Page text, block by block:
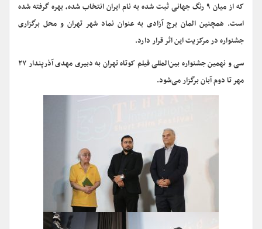
که از میان ۹ رنگ جهانی ثبت شده به نام ایران انتخاب شده‌، بهره گرفته شده
است. همچنین المان برج آزادی به عنوان نماد شهر تهران و محل برگزاری
جشنواره در مرکزیت این اثر قرار دارد.
سی و نهمین جشنواره بین‌المللی فیلم کوتاه تهران به دبیری مهدی آذرپندار ۲۷
مهر تا دوم آبان برگزار می‌شود.